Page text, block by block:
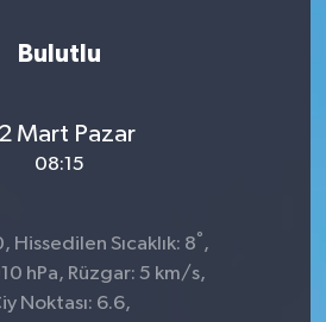
Bulutlu
Mart Pazar
08:15
Hissedilen Sıcaklık: 8° ,
hPa, Rüzgar: 5 km/s,
Noktası: 6.6,